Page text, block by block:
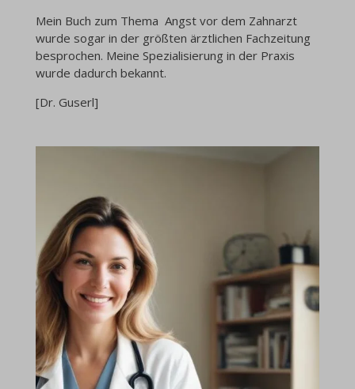
Mein Buch zum Thema Angst vor dem Zahnarzt
wurde sogar in der größten ärztlichen Fachzeitung
besprochen. Meine Spezialisierung in der Praxis
wurde dadurch bekannt.
[Dr. Guserl]